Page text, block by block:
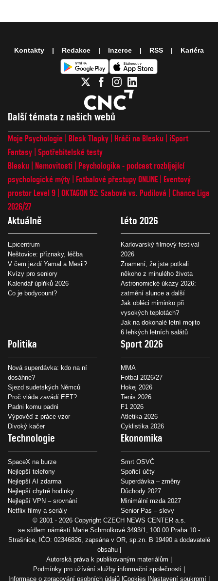
Další témata z našich webů
Moje Psychologie Blesk Tlapky Hráči na Blesku
iSport
Fantasy Spotřebitelské testy
Blesku
Nemovitosti
Psychologika - podcast rozbíjející
psychologické mýty
Fotbalové přestupy ONLINE
Eventový
prostor Level 9 OKTAGON 92: Szabová vs. Pudilová
Chance Liga
2026/27
Aktuálně
Epicentrum
Neštovice: příznaky, léčba
V čem jezdí Yamal a Mesii?
Kvízy pro seniory
Kalendář úplňků 2026
Co je bodycount?
Léto 2026
Karlovarský filmový festival
2026
Znamení, že jste potkali
někoho z minulého života
Astronomické úkazy 2026:
zatmění slunce a další
Jak obléci miminko při
vysokých teplotách?
Jak na dokonalé letní mojito
6 lehkých letních salátů
Politika
Nová superdávka: kdo na ní
dosáhne?
Sjezd sudetských Němců
Proč vláda zavádí EET?
Padni komu padni
Výpověď z práce vzor
Divoký kačer
Sport 2026
MMA
Fotbal 2026/27
Hokej 2026
Tenis 2026
F1 2026
Atletika 2026
Cyklistika 2026
Technologie
SpaceX na burze
Nejlepší telefony
Nejlepší AI zdarma
Nejlepší chytré hodinky
Nejlepší VPN – srovnání
Netflix filmy a seriály
Ekonomika
Smrt OSVČ
Spořicí účty
Superdávka – změny
Důchody 2027
Minimální mzda 2027
Senior Pas – slevy
Kontakty Redakce Inzerce RSS Kariéra
© 2001 - 2026 Copyright CZECH NEWS CENTER a.s.
se sídlem náměstí Marie Schmolkové 3493/1, 100 00 Praha 10 -
Strašnice, IČO: 02346826, zapsána v OR, sp.zn. B 19490 a dodavatelé
obsahu
Autorská práva k publikovaným materiálům
Podmínky pro užívání služby informační společnosti
Informace o zpracování osobních údajů Cookies Nastavení soukromí